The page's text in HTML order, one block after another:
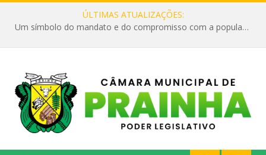
ÚLTIMAS ATUALIZAÇÕES:
Um símbolo do mandato e do compromisso com a população